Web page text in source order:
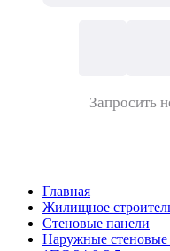
Запросить
Главная
Жилищное
Стеновые панели
Наружные стеновые